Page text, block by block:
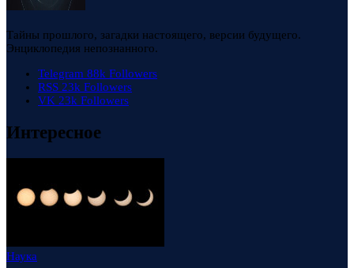
Тайны прошлого, загадки настоящего, версии будущего.
Энциклопедия непознанного.
Telegram 88k Followers
RSS 23k Followers
VK 23k Followers
Интересное
Наука